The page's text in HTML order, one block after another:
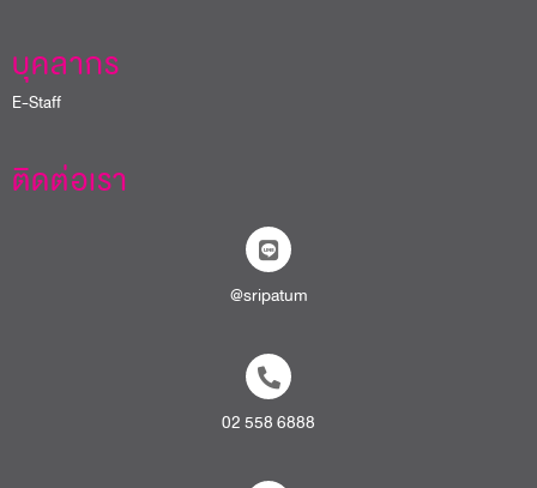
บุคลากร
E-Staff
ติดต่อเรา
@sripatum
02 558 6888